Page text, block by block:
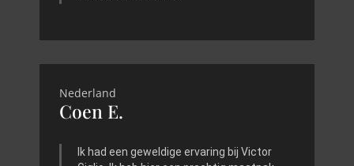
Nederland
Coen E.
Ik had een geweldige ervaring bij Victor